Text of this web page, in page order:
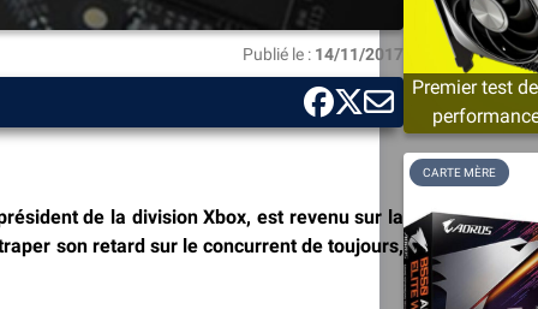
Publié le : 14/11/2017
de la division Xbox, est revenu sur la
son retard sur le concurrent de toujours,
Premier test
CARTE MÈRE